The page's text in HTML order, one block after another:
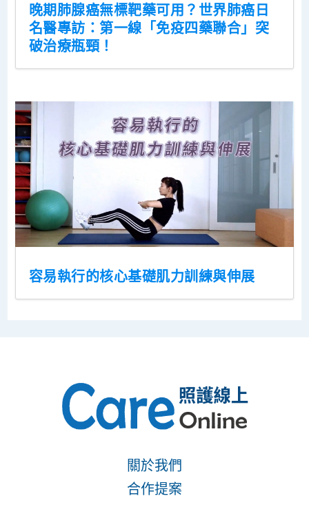
晚期肺腺癌無標靶藥可用？世界肺癌日
名醫專訪：第一線「免疫四藥聯合」突
破治療瓶頸！
容易執行的核心基礎肌力訓練與伸展
關於我們
合作提案